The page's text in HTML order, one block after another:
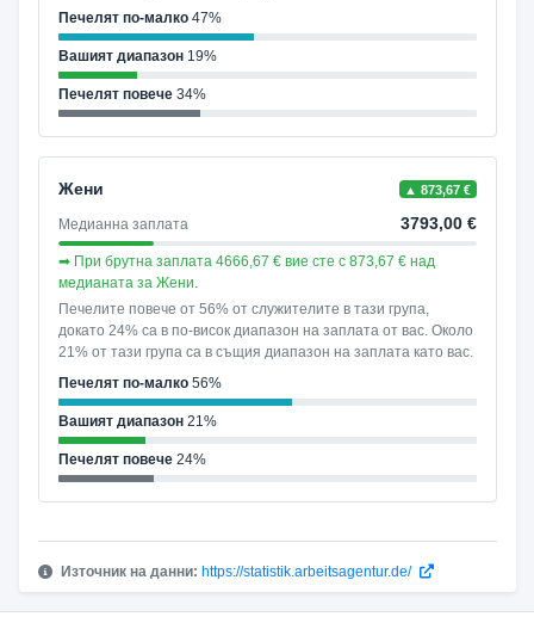
Печелят по-малко47%
Вашият диапазон19%
Печелят повече34%
Жени ▲ 873,67 €
Медианна заплата 3793,00 €
➡ При брутна заплата 4666,67 € вие сте с 873,67 € над
медианата за Жени.
Печелите повече от 56% от служителите в тази група,
докато 24% са в по-висок диапазон на заплата от вас. Около
21% от тази група са в същия диапазон на заплата като вас.
Печелят по-малко56%
Вашият диапазон21%
Печелят повече24%
Източник на данни: https://statistik.arbeitsagentur.de/